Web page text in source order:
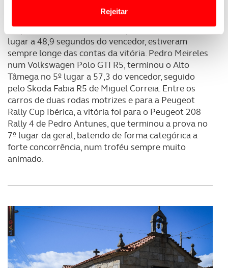
personalizar conteúdos e anúncios, para lhe proporcionar
funcionalidades de redes sociais, bem como para
analisar dados de navegação no nosso website.
Adicionalmente partilhamos informação, relativa à sua
utilização do nosso site de publicidade e de análise, com
parceiros e organizações na UE e em países terceiros.
O ACP garantirá que as transferências internacionais de
dados pessoais serão realizadas apenas com o seu
consentimento e quando tal se afigure estritamente
tecnologias similares pode ter impacto na sua
experiência de navegação no Website e nos serviços
disponibilizados.
Consulte a política de cookies do site.
Rejeitar
Um furo poderá ter estragado as contas a Armindo
Araújo na luta direta com Bruno Magalhães,
enquanto Teodósio e Fontes, que terminou no 4º
lugar a 48,9 segundos do vencedor, estiveram
sempre longe das contas da vitória. Pedro Meireles
num Volkswagen Polo GTI R5, terminou o Alto
Tâmega no 5º lugar a 57,3 do vencedor, seguido
pelo Skoda Fabia R5 de Miguel Correia. Entre os
carros de duas rodas motrizes e para a Peugeot
Rally Cup Ibérica, a vitória foi para o Peugeot 208
Rally 4 de Pedro Antunes, que terminou a prova no
7º lugar da geral, batendo de forma categórica a
forte concorrência, num troféu sempre muito
animado.